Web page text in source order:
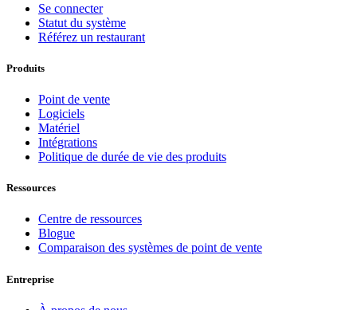
Se connecter
Statut du système
Référez un restaurant
Produits
Point de vente
Logiciels
Matériel
Intégrations
Politique de durée de vie des produits
Ressources
Centre de ressources
Blogue
Comparaison des systèmes de point de vente
Entreprise